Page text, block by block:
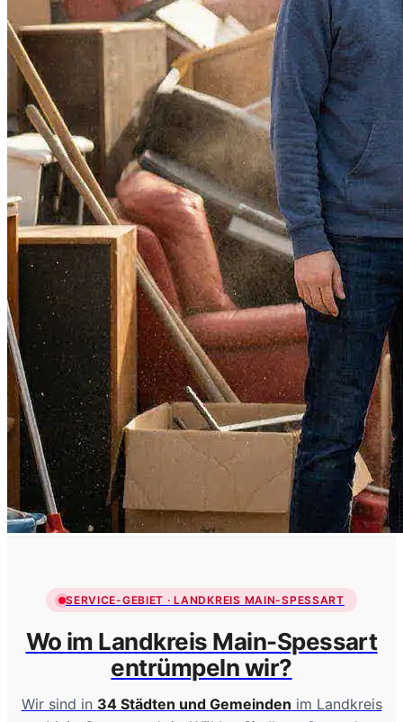
SERVICE-GEBIET · LANDKREIS MAIN-SPESSART
Wo im Landkreis Main-Spessart
entrümpeln wir?
Wir sind in 34 Städten und Gemeinden im Landkreis